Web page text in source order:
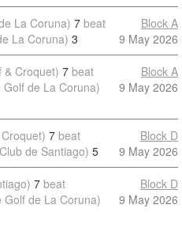
La Coruna) 7 beat
La Coruna) 3
Block A
9 May 2026
& Croquet) 7 beat
Golf de La Coruna)
Block A
9 May 2026
7 beat
de Santiago) 5
Block D
9 May 2026
7 beat
Golf de La Coruna)
Block D
9 May 2026